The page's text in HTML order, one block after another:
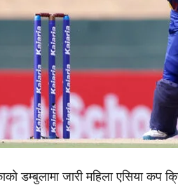
डम्बुलामा जारी महिला एसिया कप